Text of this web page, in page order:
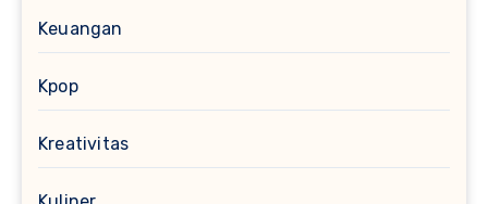
Keuangan
Kpop
Kreativitas